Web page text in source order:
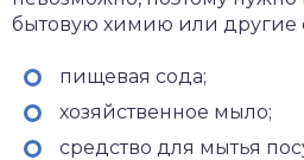
бытовую химию или другие
пищевая сода;
хозяйственное мыло;
средство для мытья